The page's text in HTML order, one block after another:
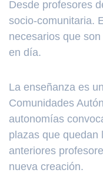
Desde profesores
socio-comunitaria.
necesarios que
en día.
La enseñanza es
Comunidades
autonomías
plazas que quedan
anteriores
nueva creación.